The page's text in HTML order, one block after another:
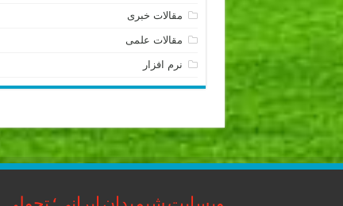
مقالات خبری
مقالات علمی
نرم افزار